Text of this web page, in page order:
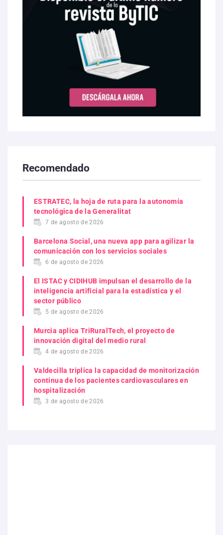
Recomendado
ESTRATEC, la hoja de ruta para la autonomía
tecnológica de la Generalitat
7 de agosto de 2026
Barcelona Social, una nueva app para agilizar la
comunicación con los servicios sociales
6 de agosto de 2026
El ISTAC y CIDIHUB impulsan el desarrollo de la
inteligencia artificial para la estadística y el
sector público
5 de agosto de 2026
Murcia aplica TriRuralTech, el proyecto de
innovación digital del medio rural
4 de agosto de 2026
Valdecilla triplica la capacidad de monitorización
continua de los pacientes cardiovasculares en
hospitalización
3 de agosto de 2026